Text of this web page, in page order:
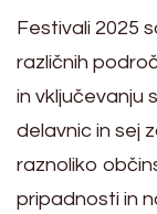
Festivali 2025
različnih
in vključevanju
delavnic in sej
raznoliko
pripadnosti in